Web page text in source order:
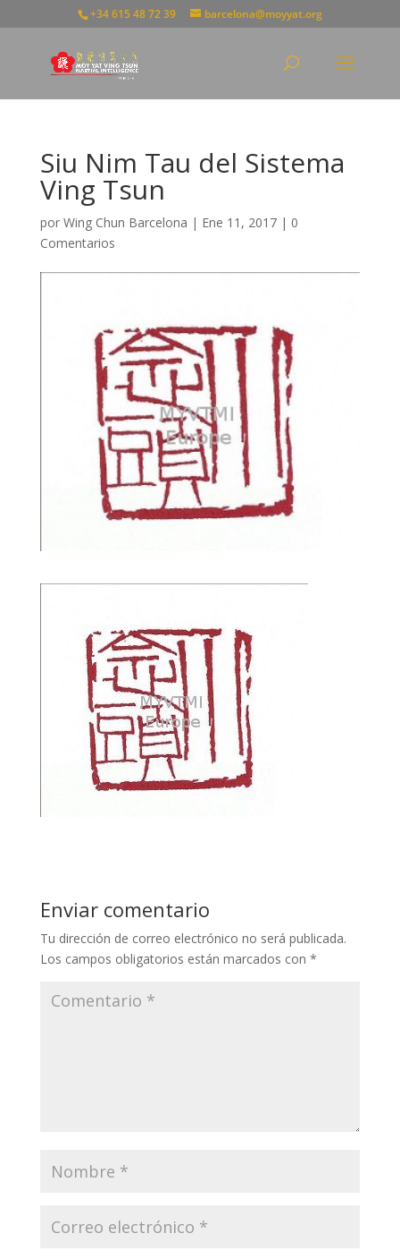
+34 615 48 72 39 barcelona@moyyat.org
Siu Nim Tau del Sistema
Ving Tsun
por Wing Chun Barcelona | Ene 11, 2017| 0
Comentarios
Enviar comentario
Tu dirección de correo electrónico no será publicada.
Los campos obligatorios están marcados con *